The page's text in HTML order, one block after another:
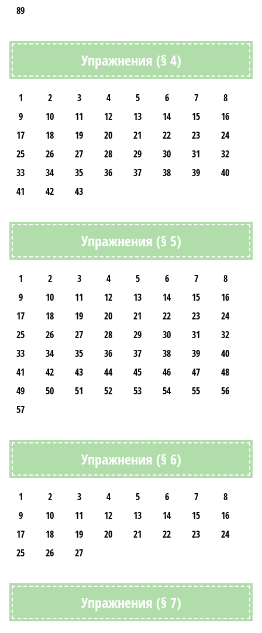
89
Упражнения (§ 4)
1 2 3 4 5 6 7
8
9
10 11 12 13 14 15
16
17
18 19 20 21 22 23
24
25
26 27 28 29 30 31
32
33
34 35 36 37 38 39
40
41
42 43
Упражнения (§ 5)
1 2 3 4 5 6 7
8
9
10 11 12 13 14 15
16
17
18 19 20 21 22 23
24
25
26 27 28 29 30 31
32
33
34 35 36 37 38 39
40
41
42 43 44 45 46 47
48
49
50 51 52 53 54 55
56
57
Упражнения (§ 6)
1 2 3 4 5 6 7
8
9
10 11 12 13 14 15
16
17
18 19 20 21 22 23
24
25
26 27
Упражнения (§ 7)